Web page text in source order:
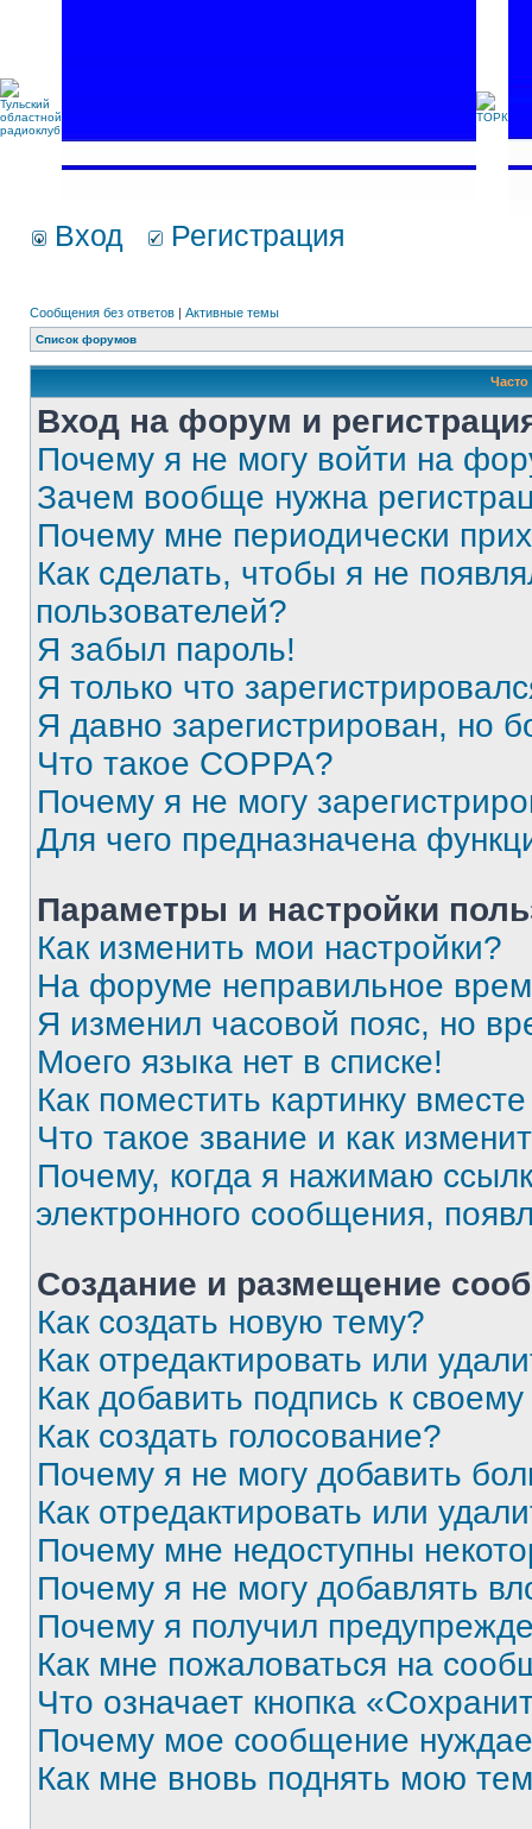
Вход Регистрация
Сообщения без ответов | Активные темы
Список форумов
Вход на форум и
Почему я не могу войти на
Зачем вообще нужна
Почему мне периодически
Как сделать, чтобы я не
пользователей?
Я забыл пароль!
Я только что
Я давно зарегистрирован, но
Что такое COPPA?
Почему я не могу
Для чего предназначена
Параметры и настройки
Как изменить мои настройки?
На форуме неправильное
Я изменил часовой пояс, но
Моего языка нет в списке!
Как поместить картинку
Что такое звание и как
Почему, когда я нажимаю
электронного сообщения,
Создание и размещение
Как создать новую тему?
Как отредактировать или
Как добавить подпись к
Как создать голосование?
Почему я не могу добавить
Как отредактировать или
Почему мне недоступны
Почему я не могу добавлять
Почему я получил
Как мне пожаловаться на
Что означает кнопка
Почему мое сообщение
Как мне вновь поднять мою